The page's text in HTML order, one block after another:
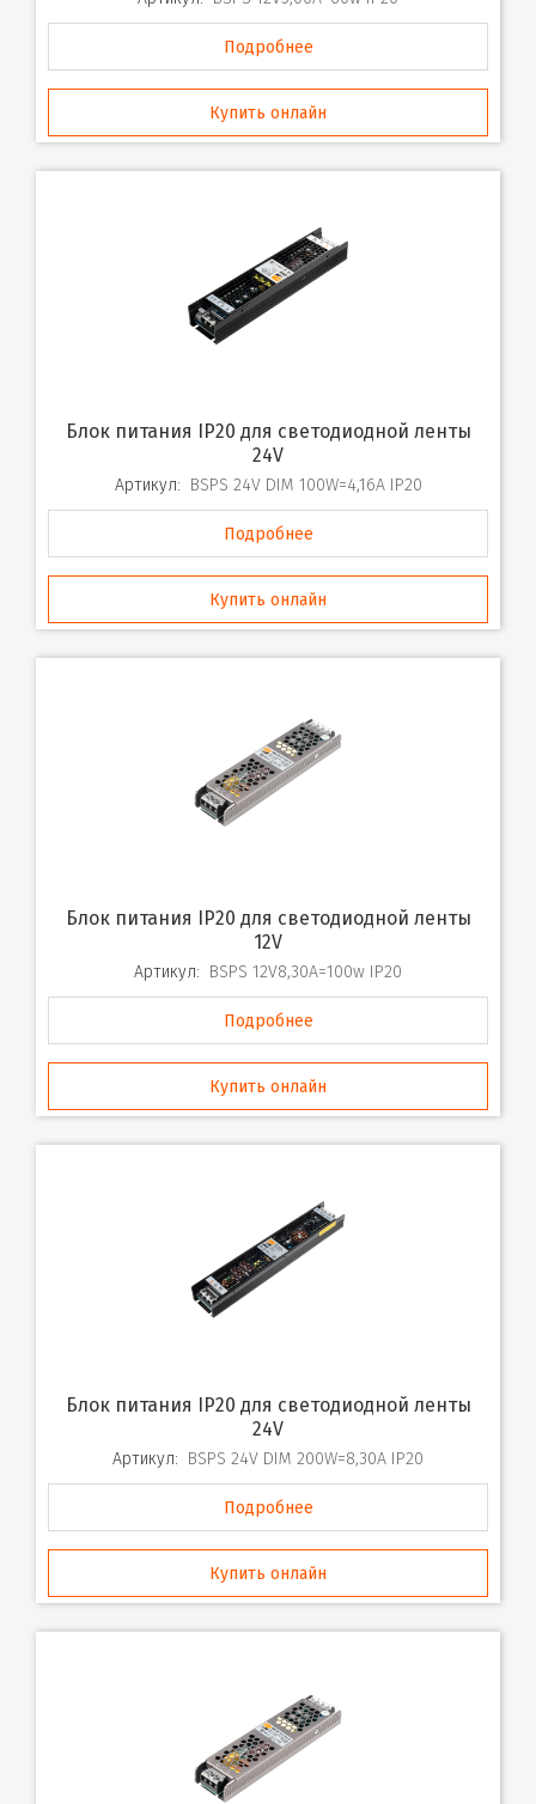
Подробнее
Купить онлайн
Блок питания IP20 для светодиодной ленты
24V
Артикул: BSPS 24V DIM 100W=4,16A IP20
Подробнее
Купить онлайн
Блок питания IP20 для светодиодной ленты
12V
Артикул: BSPS 12V8,30A=100w IP20
Подробнее
Купить онлайн
Блок питания IP20 для светодиодной ленты
24V
Артикул: BSPS 24V DIM 200W=8,30A IP20
Подробнее
Купить онлайн